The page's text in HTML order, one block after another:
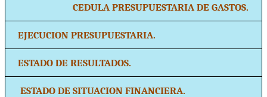
CEDULA PRESUPUESTARIA DE GASTOS.
EJECUCION PRESUPUESTARIA.
ESTADO DE RESULTADOS.
ESTADO DE SITUACION FINANCIERA.